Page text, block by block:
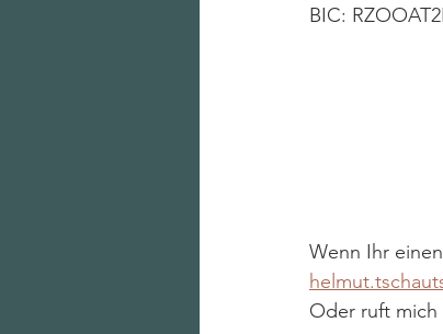
BIC:
Wenn Ihr
Oder ruft mich